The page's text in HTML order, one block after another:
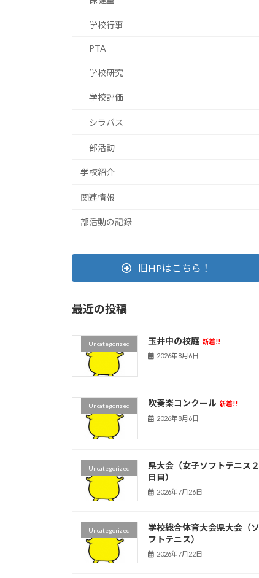
学校行事
PTA
学校研究
学校評価
シラバス
部活動
学校紹介
関連情報
部活動の記録
旧HPはこちら！
最近の投稿
Uncategorized 玉井中の校庭 新着!!
2026年8月6日
Uncategorized 吹奏楽コンクール 新着!!
2026年8月6日
Uncategorized
県大会（女子ソフトテニス２
日目）
2026年7月26日
Uncategorized
学校総合体育大会県大会（ソ
フトテニス）
2026年7月22日